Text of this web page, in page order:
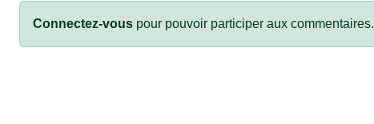
Connectez-vous pour pouvoir participer aux commentaires.